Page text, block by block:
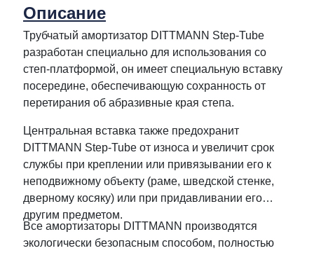
Описание
Трубчатый амортизатор DITTMANN Step-Tube
разработан специально для использования со
степ-платформой, он имеет специальную вставку
посередине, обеспечивающую сохранность от
перетирания об абразивные края степа.
Центральная вставка также предохранит
DITTMANN Step-Tube от износа и увеличит срок
службы при креплении или привязывании его к
неподвижному объекту (раме, шведской стенке,
дверному косяку) или при придавливании его
другим предметом.
Все амортизаторы DITTMANN производятся
экологически безопасным способом, полностью